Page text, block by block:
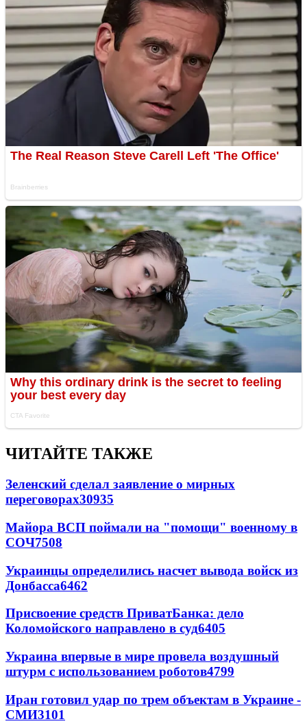
ЧИТАЙТЕ ТАКЖЕ
Зеленский сделал заявление о мирных
переговорах30935
Майора ВСП поймали на "помощи" военному в
СОЧ7508
Украинцы определились насчет вывода войск из
Донбасса6462
Присвоение средств ПриватБанка: дело
Коломойского направлено в суд6405
Украина впервые в мире провела воздушный
штурм с использованием роботов4799
Иран готовил удар по трем объектам в Украине -
СМИ3101